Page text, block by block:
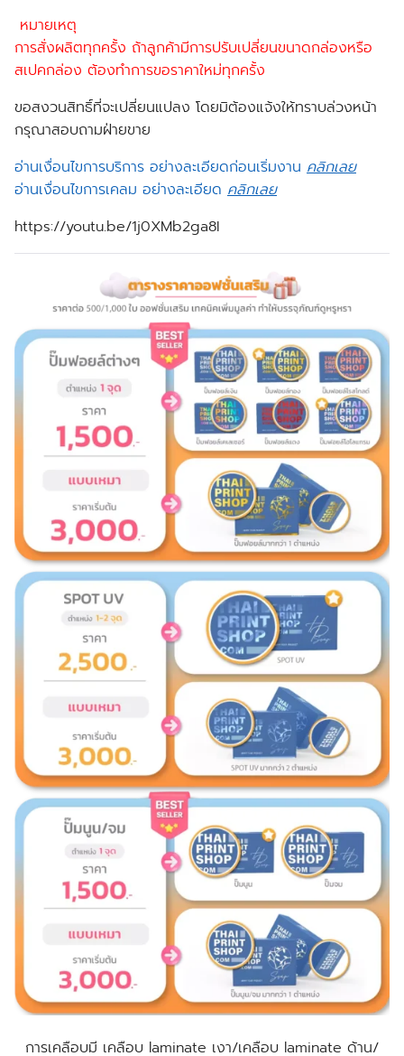
หมายเหตุ
การสั่งผลิตทุกครั้ง ถ้าลูกค้ามีการปรับเปลี่ยนขนาดกล่องหรือ
สเปคกล่อง ต้องทำการขอราคาใหม่ทุกครั้ง
ขอสงวนสิทธิ์ที่จะเปลี่ยนแปลง โดยมิต้องแจ้งให้ทราบล่วงหน้า
กรุณาสอบถามฝ่ายขาย
อ่านเงื่อนไขการบริการ อย่างละเอียดก่อนเริ่มงาน คลิกเลย
อ่านเงื่อนไขการเคลม อย่างละเอียด คลิกเลย
https://youtu.be/1j0XMb2ga8I
การเคลือบมี เคลือบ laminate เงา/เคลือบ laminate ด้าน/